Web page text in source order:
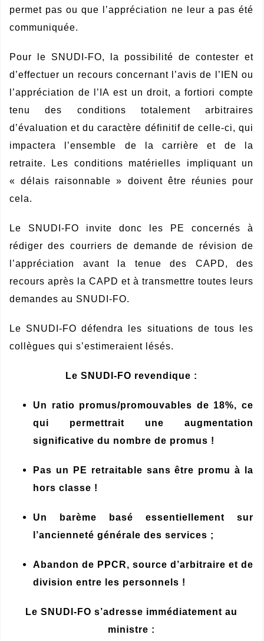
permet pas ou que l’appréciation ne leur a pas été
communiquée.
Pour le SNUDI-FO, la possibilité de contester et
d’effectuer un recours concernant l’avis de l’IEN ou
l’appréciation de l’IA est un droit, a fortiori compte
tenu des conditions totalement arbitraires
d’évaluation et du caractère définitif de celle-ci, qui
impactera l’ensemble de la carrière et de la
retraite. Les conditions matérielles impliquant un
« délais raisonnable » doivent être réunies pour
cela.
Le SNUDI-FO invite donc les PE concernés à
rédiger des courriers de demande de révision de
l’appréciation avant la tenue des CAPD, des
recours après la CAPD et à transmettre toutes leurs
demandes au SNUDI-FO.
Le SNUDI-FO défendra les situations de tous les
collègues qui s’estimeraient lésés.
Le SNUDI-FO revendique :
Un ratio promus/promouvables de 18%, ce
qui permettrait une augmentation
significative du nombre de promus !
Pas un PE retraitable sans être promu à la
hors classe !
Un barème basé essentiellement sur
l’ancienneté générale des services ;
Abandon de PPCR, source d’arbitraire et de
division entre les personnels !
Le SNUDI-FO s’adresse immédiatement au
ministre :